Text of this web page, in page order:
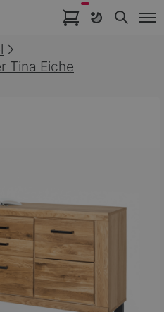
Artikel im Warenkorb
Tina Eiche